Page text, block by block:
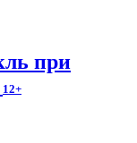
при
12+